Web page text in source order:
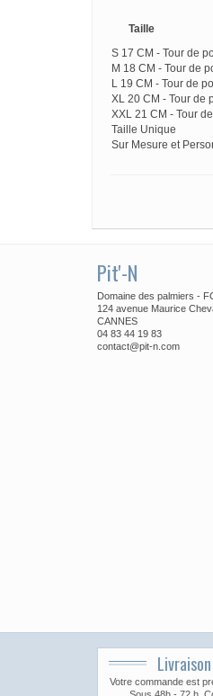
Taille
S 17 CM - Tour de
M 18 CM - Tour de
L 19 CM - Tour de
XL 20 CM - Tour de
XXL 21 CM - Tour
Taille Unique
Sur Mesure et
Pit'-N
Domaine des palmiers -
124 avenue Maurice
CANNES
04 83 44 19 83
contact@pit-n.com
Votre commande est